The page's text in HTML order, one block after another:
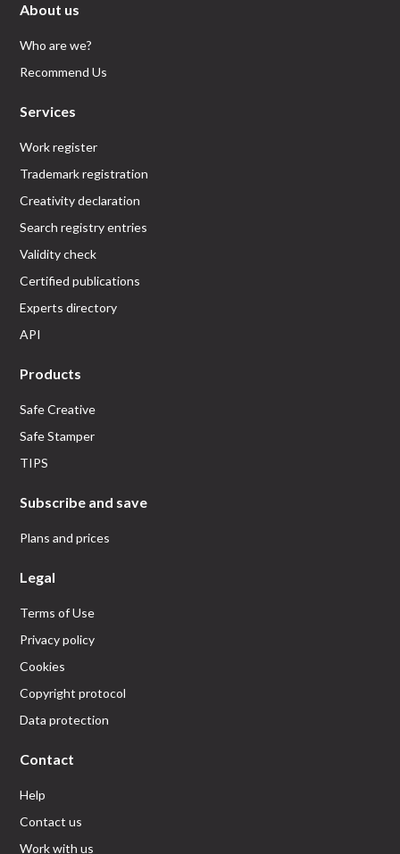
About us
Who are we?
Recommend Us
Services
Work register
Trademark registration
Creativity declaration
Search registry entries
Validity check
Certified publications
Experts directory
API
Products
Safe Creative
Safe Stamper
TIPS
Subscribe and save
Plans and prices
Legal
Terms of Use
Privacy policy
Cookies
Copyright protocol
Data protection
Contact
Help
Contact us
Work with us